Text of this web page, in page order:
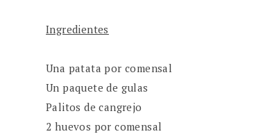
Ingredientes
Una patata por comensal
Un paquete de gulas
Palitos de cangrejo
2 huevos por comensal